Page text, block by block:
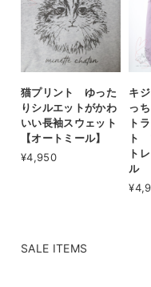
猫プリント ゆった
りシルエットがかわ
いい長袖スウェット
【オートミール】
¥4,950
キ
っ
ト
ト
ト
ル
SALE ITEMS